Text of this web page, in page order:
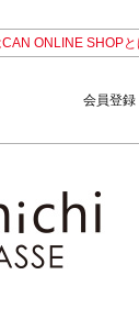
ONLINE SHOP
会員登録